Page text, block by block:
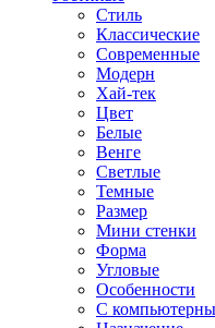
Стиль
Классические
Современные
Модерн
Хай-тек
Цвет
Белые
Венге
Светлые
Темные
Размер
Мини стенки
Форма
Угловые
Особенности
С